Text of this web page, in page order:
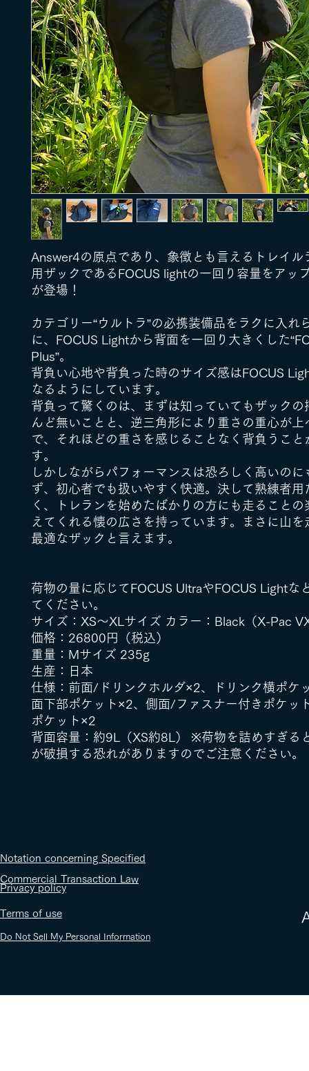
Answer4の原点であり、象徴とも言えるトレイル
用ザックであるFOCUS lightの一回り容量をアッ
が登場！
カテゴリー“ウルトラ”の必携装備品をラクに入れ
に、FOCUS Lightから背面を一回り大きくした
Plus”。
背負い心地や背負った時のサイズ感はFOCUS
なるようにしています。
背負って驚くのは、まずは知っていてもザックの
んど無いことと、逆三角形により重さの重心が上
で、それほどの重さを感じることなく背負うこと
す。
しかしながらパフォーマンスは恐ろしく高いのに
ず、初心者でも扱いやすく快適。決して熟練者用
く、トレランを始めたばかりの方にも走ることの
えてくれる懐の広さを持っています。まさに山を
最適なザックと言えます。
荷物の量に応じてFOCUS UltraやFOCUS Lightな
てください。
サイズ：XS～XLサイズ カラー：Black（X-Pac
価格：26800円（税込）
重量：Mサイズ 235g
生産：日本
仕様：前面/ドリンクホルダ×2、ドリンク横ポケ
面下部ポケット×2、側面/ファスナー付きポケッ
ポケット×2
背面容量：約9L（XS約8L） ※荷物を詰めすぎる
が破損する恐れがありますのでご注意ください。
​Notation concerning Specified
Commercial Transaction Law
​Privacy policy
​Terms of use
Do Not Sell My Personal Information